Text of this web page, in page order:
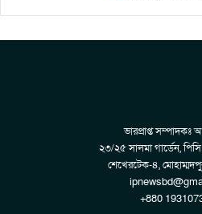
ভারপ্রাপ্ত সম্পাদকঃ
২৩/২৫ সালমা গার্ডেন,
শেখেরটেক-৪,
+880